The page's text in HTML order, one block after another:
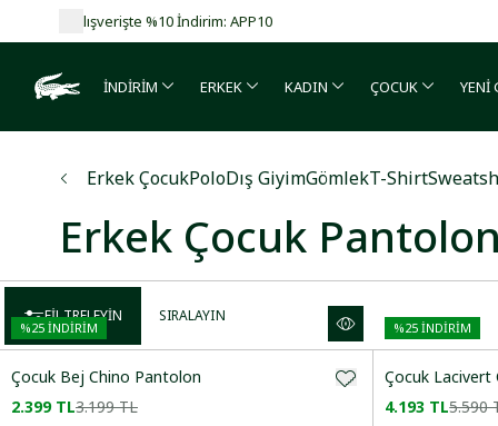
İNDİRİM ERKEK KADIN ÇOCUK YENİ
Erkek ÇocukPoloDış GiyimGömlekT-Shirt
Erkek Çocuk
FILTRELEYIN SIRALAYIN
%25 İNDİRİM
Çocuk Bej Chino Pantolon
2.399 TL3.199 TL
%25 İNDİRİM
Çocuk
4.193 TL5.590